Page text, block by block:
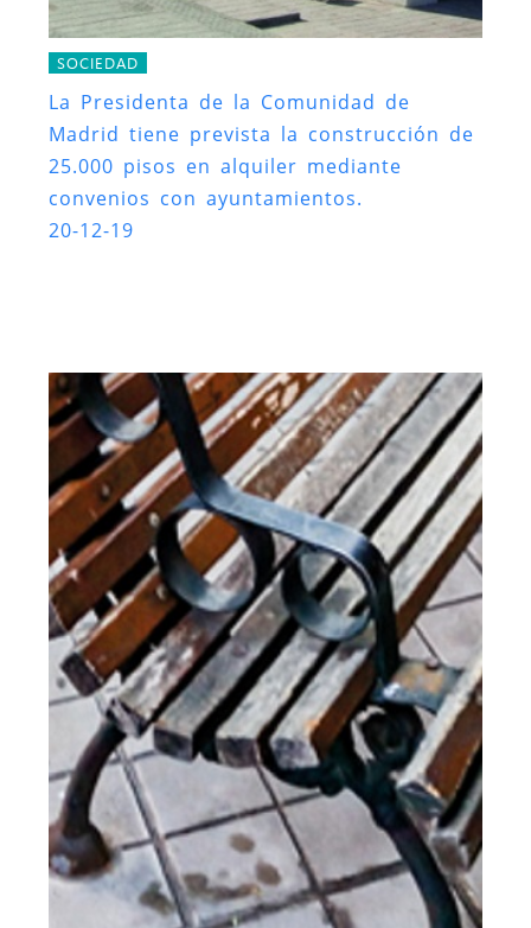
SOCIEDAD
La Presidenta de la Comunidad de
Madrid tiene prevista la construcción de
25.000 pisos en alquiler mediante
convenios con ayuntamientos.
20-12-19